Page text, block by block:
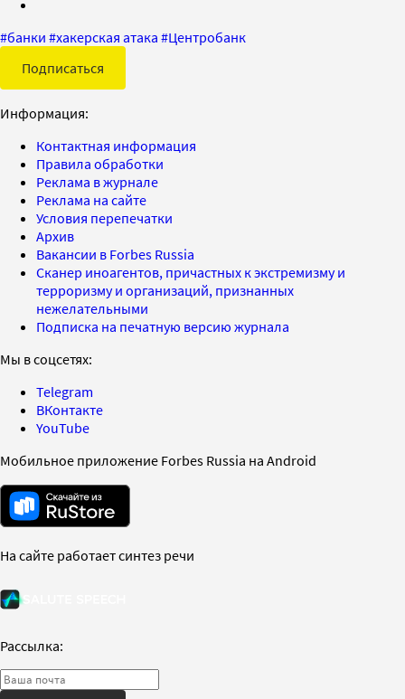
#банки #хакерская атака #Центробанк
Подписаться
Информация:
Контактная информация
Правила обработки
Реклама в журнале
Реклама на сайте
Условия перепечатки
Архив
Вакансии в Forbes Russia
Сканер иноагентов, причастных к экстремизму и
терроризму и организаций, признанных
нежелательными
Подписка на печатную версию журнала
Мы в соцсетях:
Telegram
ВКонтакте
YouTube
Мобильное приложение Forbes Russia на Android
На сайте работает синтез речи
Рассылка: